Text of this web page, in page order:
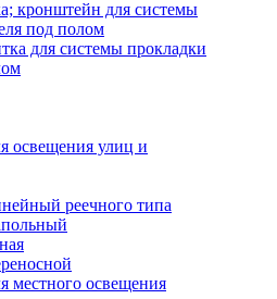
кронштейн для системы
под полом
для системы прокладки
освещения улиц и
реечного типа
местного освещения